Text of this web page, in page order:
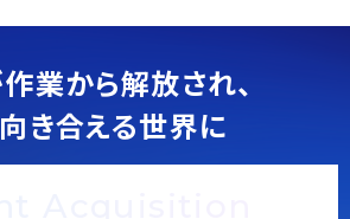
業から解放され、
き合える世界に